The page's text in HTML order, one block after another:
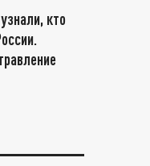
кто